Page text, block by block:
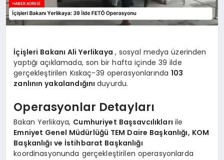
İçişleri Bakanı Ali Yerlikaya , sosyal medya üzerinden
yaptığı açıklamada, son bir hafta içinde 39 ilde
gerçekleştirilen Kıskaç-39 operasyonlarında103
zanlının yakalandığınıduyurdu.
Operasyonlar Detayları
Bakan Yerlikaya, Cumhuriyet Başsavcılıkları ile
Emniyet Genel Müdürlüğü TEM Daire Başkanlığı, KOM
Başkanlığı ve İstihbarat Başkanlığı
koordinasyonunda gerçekleştirilen operasyonlarda